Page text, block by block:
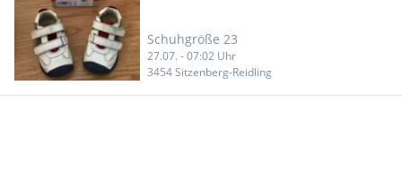
Schuhgröße 23
27.07. - 07:02 Uhr
3454 Sitzenberg-Reidling